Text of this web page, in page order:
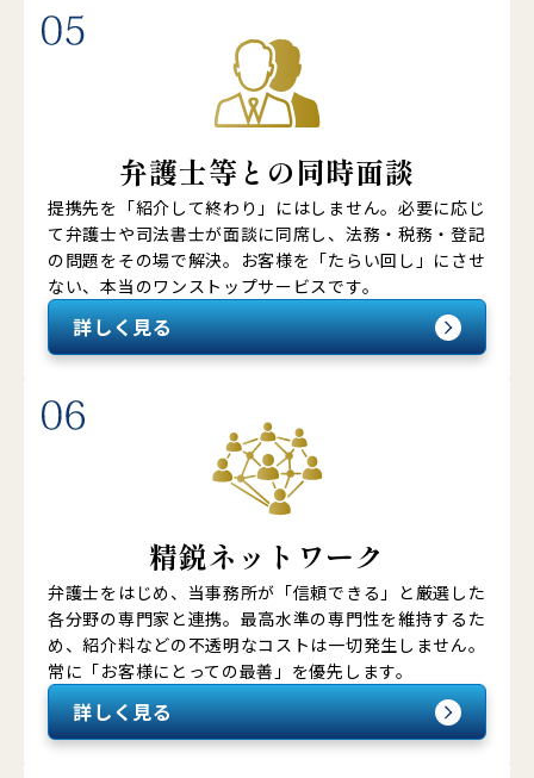
弁護士等との同時面談
提携先を「紹介して終わり」にはしません。必要に応じ
て弁護士や司法書士が面談に同席し、法務・税務・登記
の問題をその場で解決。お客様を「たらい回し」にさせ
ない、本当のワンストップサービスです。
詳しく見る
精鋭ネットワーク
弁護士をはじめ、当事務所が「信頼できる」と厳選した
各分野の専門家と連携。最高水準の専門性を維持するた
め、紹介料などの不透明なコストは一切発生しません。
常に「お客様にとっての最善」を優先します。
詳しく見る